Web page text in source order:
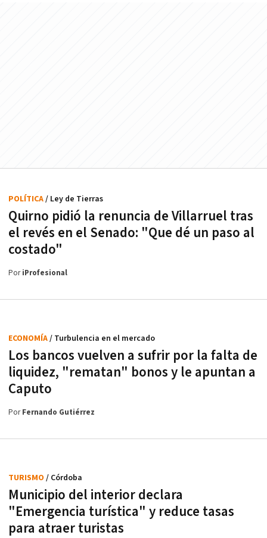
Quirno pidió la renuncia de Villarruel tras
el revés en el Senado: "Que dé un paso al
costado"
POLÍTICA/ Ley de Tierras
PoriProfesional
Los bancos vuelven a sufrir por la falta de
liquidez, "rematan" bonos y le apuntan a
Caputo
ECONOMÍA/ Turbulencia en el mercado
PorFernando Gutiérrez
Municipio del interior declara
"Emergencia turística" y reduce tasas
para atraer turistas
TURISMO / Córdoba